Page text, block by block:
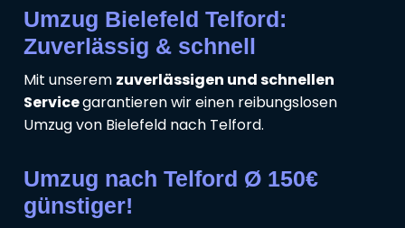
Umzug Bielefeld Telford:
Zuverlässig & schnell
Mit unserem zuverlässigen und schnellen
Servicegarantieren wir einen reibungslosen
Umzug von Bielefeld nach Telford.
Umzug nach Telford Ø 150€
günstiger!